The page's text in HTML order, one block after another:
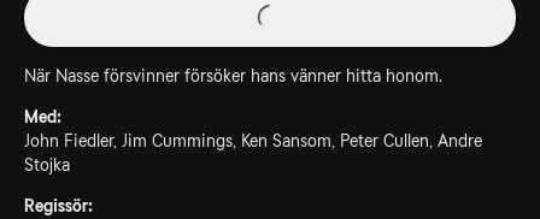
När Nasse försvinner försöker hans vänner hitta honom.
Med:
John Fiedler, Jim Cummings, Ken Sansom, Peter Cullen, Andre
Stojka
Regissör: